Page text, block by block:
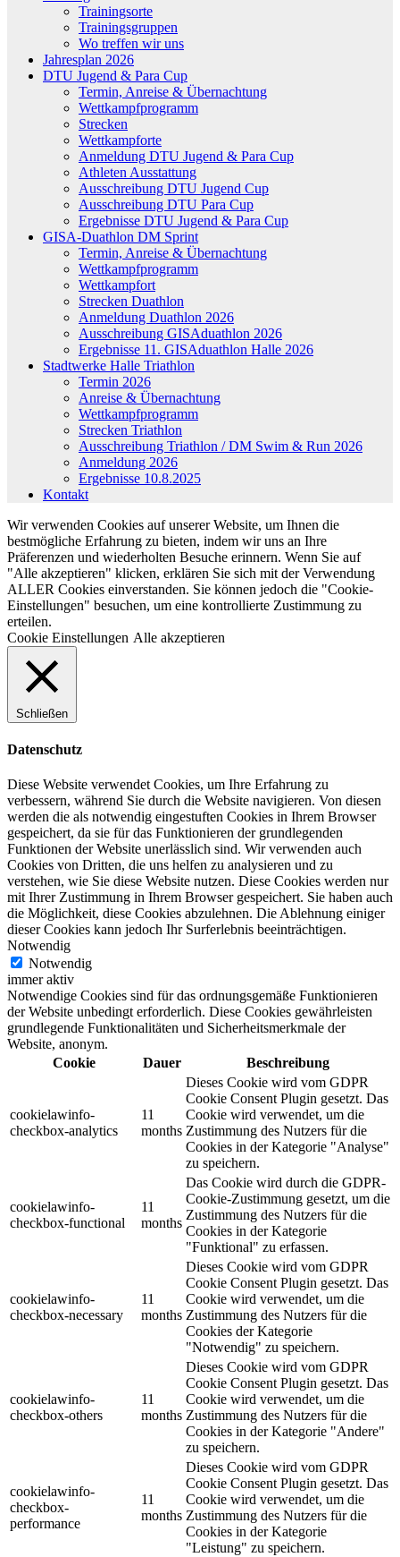
Trainingsorte
Trainingsgruppen
Wo treffen wir uns
Jahresplan 2026
DTU Jugend & Para Cup
Termin, Anreise & Übernachtung
Wettkampfprogramm
Strecken
Wettkampforte
Anmeldung DTU Jugend & Para Cup
Athleten Ausstattung
Ausschreibung DTU Jugend Cup
Ausschreibung DTU Para Cup
Ergebnisse DTU Jugend & Para Cup
GISA-Duathlon DM Sprint
Termin, Anreise & Übernachtung
Wettkampfprogramm
Wettkampfort
Strecken Duathlon
Anmeldung Duathlon 2026
Ausschreibung GISAduathlon 2026
Ergebnisse 11. GISAduathlon Halle 2026
Stadtwerke Halle Triathlon
Termin 2026
Anreise & Übernachtung
Wettkampfprogramm
Strecken Triathlon
Ausschreibung Triathlon / DM Swim & Run 2026
Anmeldung 2026
Ergebnisse 10.8.2025
Kontakt
Wir verwenden Cookies auf unserer Website, um Ihnen die
bestmögliche Erfahrung zu bieten, indem wir uns an Ihre
Präferenzen und wiederholten Besuche erinnern. Wenn Sie auf
"Alle akzeptieren" klicken, erklären Sie sich mit der Verwendung
ALLER Cookies einverstanden. Sie können jedoch die "Cookie-
Einstellungen" besuchen, um eine kontrollierte Zustimmung zu
erteilen.
Cookie Einstellungen Alle akzeptieren
Schließen
Datenschutz
Diese Website verwendet Cookies, um Ihre Erfahrung zu
verbessern, während Sie durch die Website navigieren. Von diesen
werden die als notwendig eingestuften Cookies in Ihrem Browser
gespeichert, da sie für das Funktionieren der grundlegenden
Funktionen der Website unerlässlich sind. Wir verwenden auch
Cookies von Dritten, die uns helfen zu analysieren und zu
verstehen, wie Sie diese Website nutzen. Diese Cookies werden nur
mit Ihrer Zustimmung in Ihrem Browser gespeichert. Sie haben auch
die Möglichkeit, diese Cookies abzulehnen. Die Ablehnung einiger
dieser Cookies kann jedoch Ihr Surferlebnis beeinträchtigen.
Notwendig
Notwendig
immer aktiv
Notwendige Cookies sind für das ordnungsgemäße Funktionieren
der Website unbedingt erforderlich. Diese Cookies gewährleisten
grundlegende Funktionalitäten und Sicherheitsmerkmale der
Website, anonym.
Cookie
Dauer Beschreibung
cookielawinfo-
checkbox-analytics
11
months
Dieses Cookie wird vom GDPR
Cookie Consent Plugin gesetzt. Das
Cookie wird verwendet, um die
Zustimmung des Nutzers für die
Cookies in der Kategorie "Analyse"
zu speichern.
cookielawinfo-
checkbox-functional
11
months
Das Cookie wird durch die GDPR-
Cookie-Zustimmung gesetzt, um die
Zustimmung des Nutzers für die
Cookies in der Kategorie
"Funktional" zu erfassen.
cookielawinfo-
checkbox-necessary
11
months
Dieses Cookie wird vom GDPR
Cookie Consent Plugin gesetzt. Das
Cookie wird verwendet, um die
Zustimmung des Nutzers für die
Cookies der Kategorie
"Notwendig" zu speichern.
cookielawinfo-
checkbox-others
11
months
Dieses Cookie wird vom GDPR
Cookie Consent Plugin gesetzt. Das
Cookie wird verwendet, um die
Zustimmung des Nutzers für die
Cookies in der Kategorie "Andere"
zu speichern.
cookielawinfo-
checkbox-
performance
11
months
Dieses Cookie wird vom GDPR
Cookie Consent Plugin gesetzt. Das
Cookie wird verwendet, um die
Zustimmung des Nutzers für die
Cookies in der Kategorie
"Leistung" zu speichern.